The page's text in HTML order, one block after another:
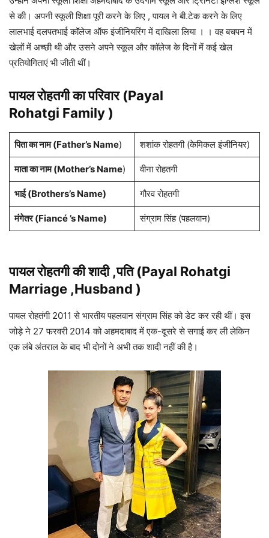
से की। अपनी स्कूली शिक्षा पूरी करने के लिए , पायल ने बी.टेक करने के लिए
लालभाई दलपतभाई कॉलेज ऑफ इंजीनियरिंग में दाखिला लिया । । वह बचपन में
खेलों में अच्छी थी और उसने अपने स्कूल और कॉलेज के दिनों में कई खेल
प्रतियोगिताएं भी जीती थीं।
पायल रोहतगीका परिवार (Payal
Rohatgi Family )
पिता का नाम (Father’s Name) शशांक रोहतगी (केमिकल इंजीनियर)
माता का नाम (Mother’s Name) वीना रोहतगी
भाई (Brothers’s Name) गौरव रोहतगी
मंगेतर (Fiancé ’s Name) संग्राम सिंह (पहलवान)
पायल रोहतगीकी शादी ,पति (Payal Rohatgi
Marriage ,Husband )
पायल रोहतंगी 2011 से भारतीय पहलवान संग्राम सिंह को डेट कर रही थीं। इस
जोड़े ने 27 फरवरी 2014 को अहमदाबाद में एक-दूसरे से सगाई कर ली लेकिन
एक लंबे अंतराल के बाद भी दोनों ने अभी तक शादी नहीं की है।